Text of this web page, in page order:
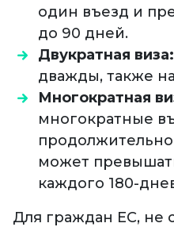
один въезд и
до 90 дней.
Двукратная виза:
дважды, также
Многократная
многократные
может
каждого 180-
Для граждан ЕС, не